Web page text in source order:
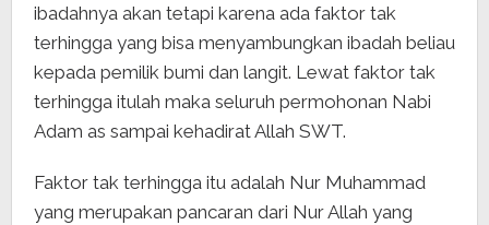
ibadahnya akan tetapi karena ada faktor tak
terhingga yang bisa menyambungkan ibadah beliau
kepada pemilik bumi dan langit. Lewat faktor tak
terhingga itulah maka seluruh permohonan Nabi
Adam as sampai kehadirat Allah SWT.
Faktor tak terhingga itu adalah Nur Muhammad
yang merupakan pancaran dari Nur Allah yang